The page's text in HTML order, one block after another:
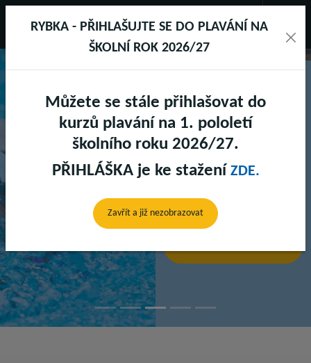
SPORTAREÁL DRUŽSTEVNÍ
SAUNY
RYBKA - PŘIHLAŠUJTE SE DO PLAVÁNÍ NA
ŠKOLNÍ ROK 2026/27
Můžete se stále přihlašovat do
kurzů plavání na 1. pololetí
školního roku 2026/27.
PŘIHLÁŠKA je ke stažení ZDE.
Zavřít a již nezobrazovat